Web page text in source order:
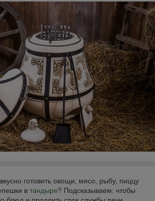
готовить овощи, мясо, рыбу, пиццу
в тандыре? Подсказываем: чтобы